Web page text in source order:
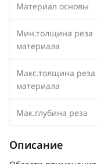
Материал основы
Мин.толщина реза
материала
Макс.толщина реза
материала
Мак.глубина реза
Описание